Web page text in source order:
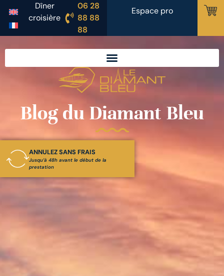
Dîner
croisière
06 28
88 88
88
Espace pro
Blog du Diamant Bleu
ANNULEZ SANS FRAIS
Jusqu’à 48h avant le début de la
prestation